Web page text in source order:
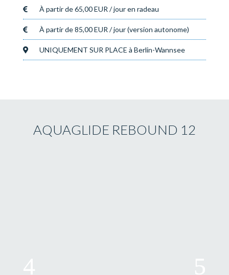
À partir de 65,00 EUR / jour en radeau
À partir de 85,00 EUR / jour (version autonome)
UNIQUEMENT SUR PLACE à Berlin-Wannsee
AQUAGLIDE REBOUND 12